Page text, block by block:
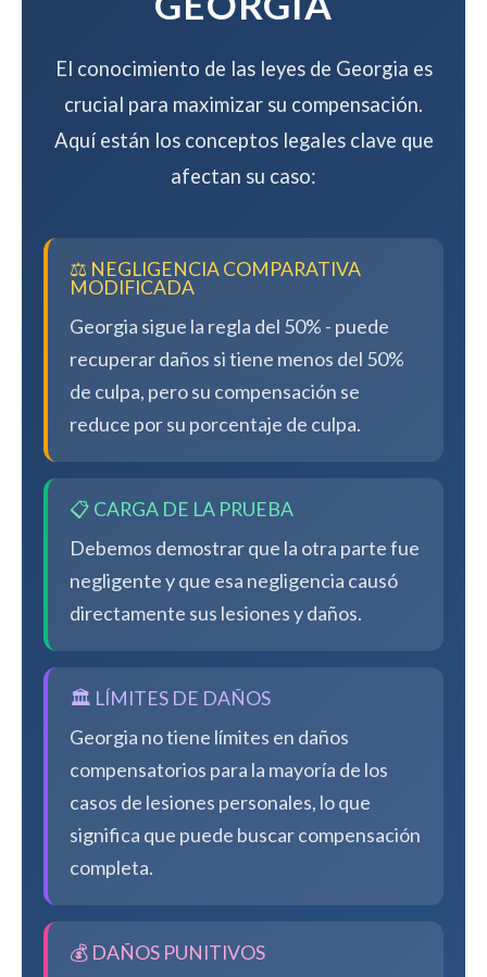
El conocimiento de las leyes de Georgia es
crucial para maximizar su compensación.
Aquí están los conceptos legales clave que
afectan su caso:
⚖️ NEGLIGENCIA COMPARATIVA
MODIFICADA
Georgia sigue la regla del 50% - puede
recuperar daños si tiene menos del 50%
de culpa, pero su compensación se
reduce por su porcentaje de culpa.
📋 CARGA DE LA PRUEBA
Debemos demostrar que la otra parte fue
negligente y que esa negligencia causó
directamente sus lesiones y daños.
🏛️ LÍMITES DE DAÑOS
Georgia no tiene límites en daños
compensatorios para la mayoría de los
casos de lesiones personales, lo que
significa que puede buscar compensación
completa.
💰 DAÑOS PUNITIVOS